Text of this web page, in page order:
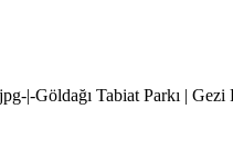
Göldağı Tabiat Parkı | Gezi